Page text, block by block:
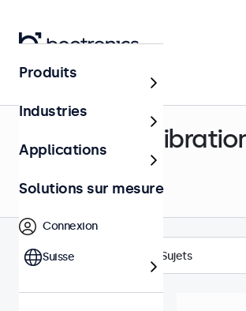
Pilotes &
Sujets
Produits
Industries
Applications
Solutions sur mesure
Connexion
Suisse